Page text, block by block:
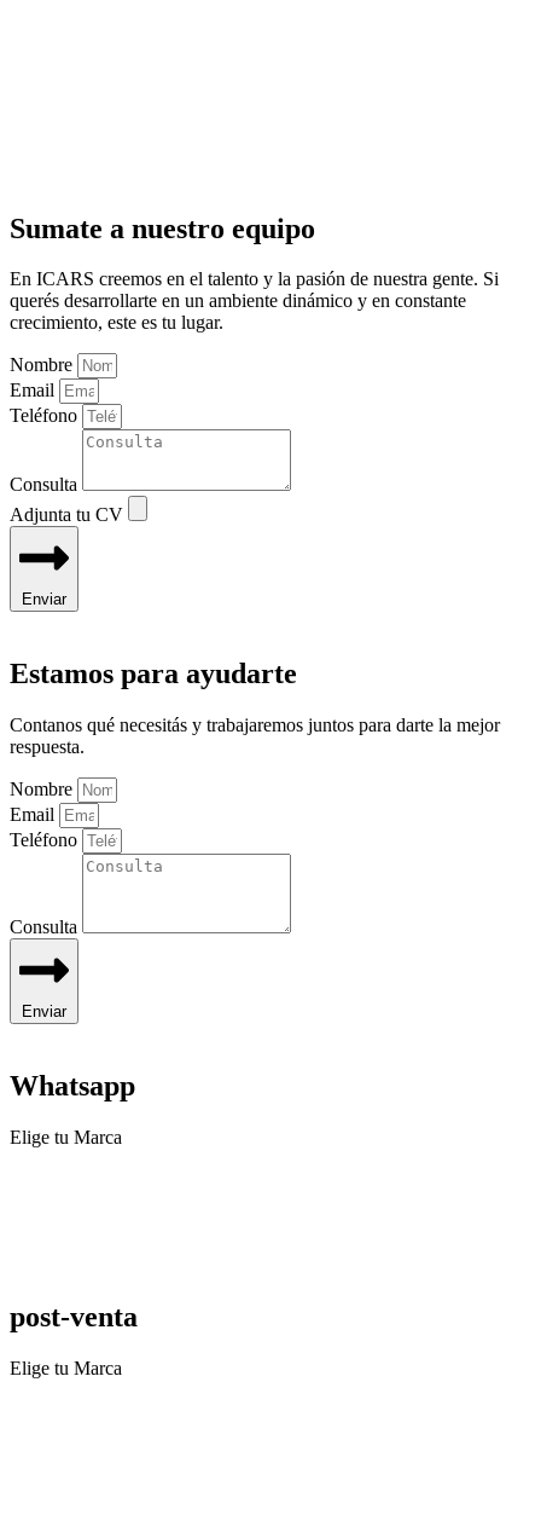
Sumate a nuestro equipo
En ICARS creemos en el talento y la pasión de nuestra gente. Si
querés desarrollarte en un ambiente dinámico y en constante
crecimiento, este es tu lugar.
Nombre
Email
Teléfono
Consulta
Adjunta tu CV
Enviar
Estamos para ayudarte
Contanos qué necesitás y trabajaremos juntos para darte la mejor
respuesta.
Nombre
Email
Teléfono
Consulta
Enviar
Whatsapp
Elige tu Marca
post-venta
Elige tu Marca